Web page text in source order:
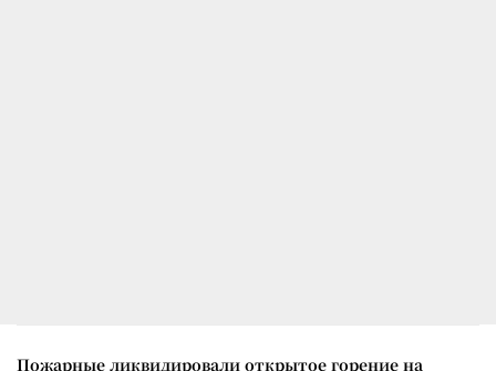
Пожарные ликвидировали открытое горение на